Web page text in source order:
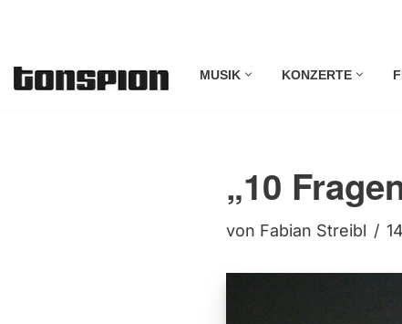
Inhalt
MUSIK KONZERTE
„10
von Fabian Streibl